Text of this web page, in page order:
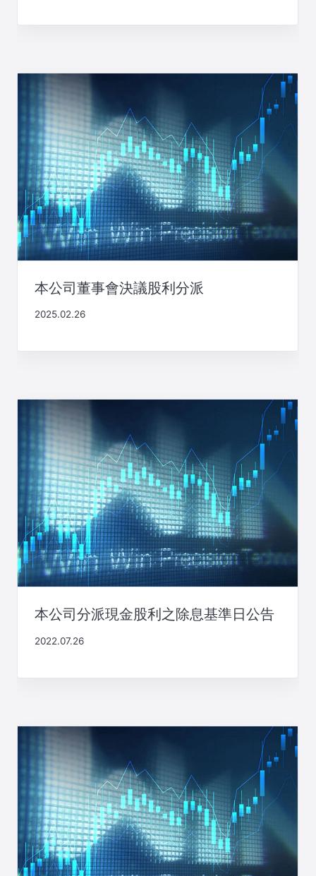
本公司董事會決議股利分派
2025.02.26
本公司分派現金股利之除息基準日公告
2022.07.26